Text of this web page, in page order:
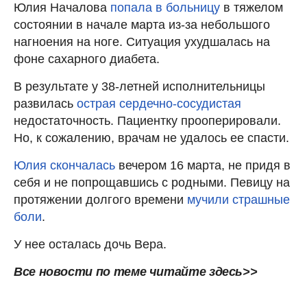
Юлия Началова попала в больницу в тяжелом
состоянии в начале марта из-за небольшого
нагноения на ноге. Ситуация ухудшалась на
фоне сахарного диабета.
В результате у 38-летней исполнительницы
развилась острая сердечно-сосудистая
недостаточность. Пациентку прооперировали.
Но, к сожалению, врачам не удалось ее спасти.
Юлия скончалась вечером 16 марта, не придя в
себя и не попрощавшись с родными. Певицу на
протяжении долгого времени мучили страшные
боли.
У нее осталась дочь Вера.
Все новости по теме читайте здесь>>